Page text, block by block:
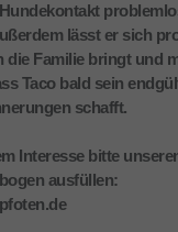
lässt er sich
die Familie bringt und
Taco bald sein
schafft.
Interesse bitte
ausfüllen: